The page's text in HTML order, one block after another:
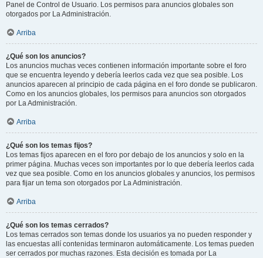
Panel de Control de Usuario. Los permisos para anuncios globales son
otorgados por La Administración.
Arriba
¿Qué son los anuncios?
Los anuncios muchas veces contienen información importante sobre el foro
que se encuentra leyendo y debería leerlos cada vez que sea posible. Los
anuncios aparecen al principio de cada página en el foro donde se publicaron.
Como en los anuncios globales, los permisos para anuncios son otorgados
por La Administración.
Arriba
¿Qué son los temas fijos?
Los temas fijos aparecen en el foro por debajo de los anuncios y solo en la
primer página. Muchas veces son importantes por lo que debería leerlos cada
vez que sea posible. Como en los anuncios globales y anuncios, los permisos
para fijar un tema son otorgados por La Administración.
Arriba
¿Qué son los temas cerrados?
Los temas cerrados son temas donde los usuarios ya no pueden responder y
las encuestas allí contenidas terminaron automáticamente. Los temas pueden
ser cerrados por muchas razones. Esta decisión es tomada por La